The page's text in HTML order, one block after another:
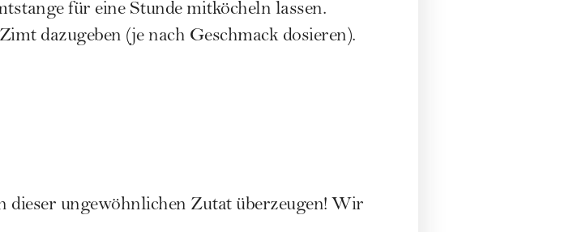
für eine Stunde mitköcheln lassen.
dazugeben (je nach Geschmack dosieren).
dieser ungewöhnlichen Zutat überzeugen! Wir